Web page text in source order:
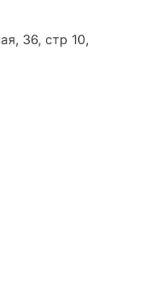
36, стр 10,